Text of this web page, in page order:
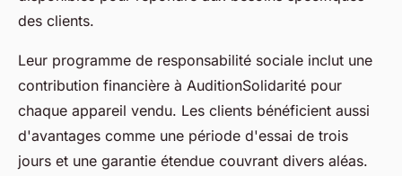
des clients.
Leur programme de responsabilité sociale inclut une
contribution financière à AuditionSolidarité pour
chaque appareil vendu. Les clients bénéficient aussi
d'avantages comme une période d'essai de trois
jours et une garantie étendue couvrant divers aléas.